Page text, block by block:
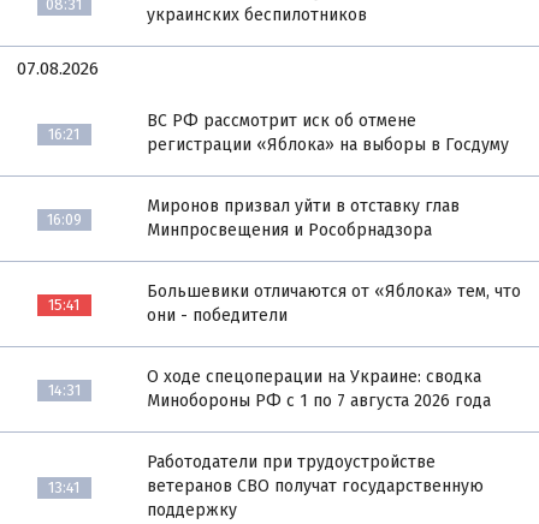
08:31
украинских беспилотников
07.08.2026
16:21
ВС РФ рассмотрит иск об отмене
регистрации «Яблока» на выборы в Госдуму
16:09
Миронов призвал уйти в отставку глав
Минпросвещения и Рособрнадзора
15:41
Большевики отличаются от «Яблока» тем, что
они - победители
14:31
О ходе спецоперации на Украине: сводка
Минобороны РФ с 1 по 7 августа 2026 года
13:41
Работодатели при трудоустройстве
ветеранов СВО получат государственную
поддержку